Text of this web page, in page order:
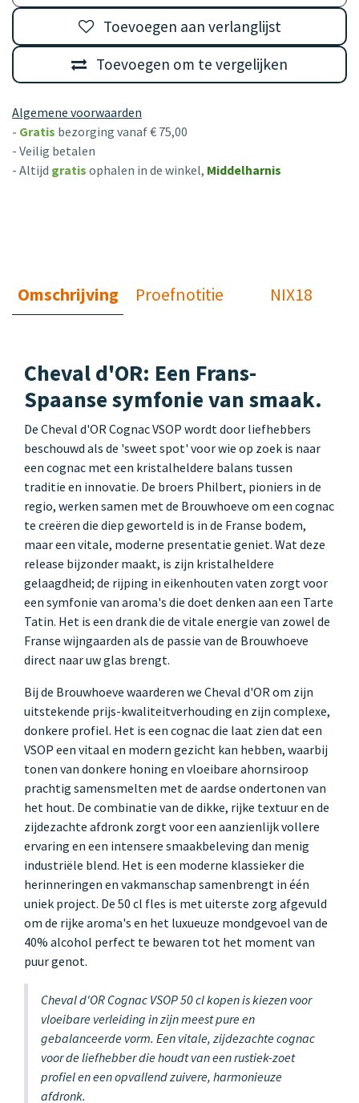
Toevoegen om te vergelijken
Toevoegen aan verlanglijst
Algemene voorwaarden
- Gratis bezorging vanaf € 75,00
- Veilig betalen
- Altijd gratis ophalen in de winkel, Middelharnis
Omschrijving Proefnotitie NIX18
Cheval d'OR: Een Frans-
Spaanse symfonie van smaak.
De Cheval d'OR Cognac VSOP wordt door liefhebbers
beschouwd als de 'sweet spot' voor wie op zoek is naar
een cognac met een kristalheldere balans tussen
traditie en innovatie. De broers Philbert, pioniers in de
regio, werken samen met de Brouwhoeve om een cognac
te creëren die diep geworteld is in de Franse bodem,
maar een vitale, moderne presentatie geniet. Wat deze
release bijzonder maakt, is zijn kristalheldere
gelaagdheid; de rijping in eikenhouten vaten zorgt voor
een symfonie van aroma's die doet denken aan een Tarte
Tatin. Het is een drank die de vitale energie van zowel de
Franse wijngaarden als de passie van de Brouwhoeve
direct naar uw glas brengt.
Bij de Brouwhoeve waarderen we Cheval d'OR om zijn
uitstekende prijs-kwaliteitverhouding en zijn complexe,
donkere profiel. Het is een cognac die laat zien dat een
VSOP een vitaal en modern gezicht kan hebben, waarbij
tonen van donkere honing en vloeibare ahornsiroop
prachtig samensmelten met de aardse ondertonen van
het hout. De combinatie van de dikke, rijke textuur en de
zijdezachte afdronk zorgt voor een aanzienlijk vollere
ervaring en een intensere smaakbeleving dan menig
industriële blend. Het is een moderne klassieker die
herinneringen en vakmanschap samenbrengt in één
uniek project. De 50 cl fles is met uiterste zorg afgevuld
om de rijke aroma's en het luxueuze mondgevoel van de
40% alcohol perfect te bewaren tot het moment van
puur genot.
Cheval d'OR Cognac VSOP 50 cl kopen is kiezen voor
vloeibare verleiding in zijn meest pure en
gebalanceerde vorm. Een vitale, zijdezachte cognac
voor de liefhebber die houdt van een rustiek-zoet
profiel en een opvallend zuivere, harmonieuze
afdronk.